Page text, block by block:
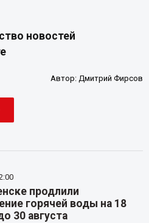
новостей
Автор: Дмитрий Фирсов
продлили
горячей воды на 18
30 августа